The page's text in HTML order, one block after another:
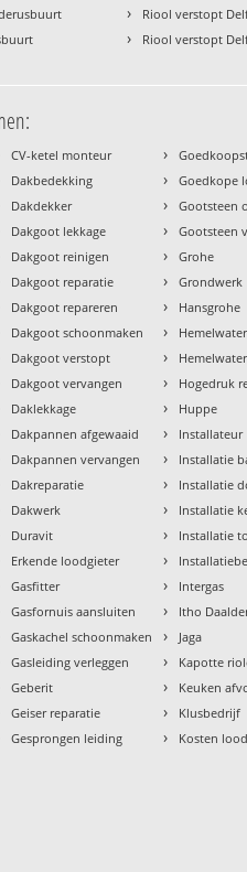
› Riool verstopt
› Riool verstopt
CV-ketel monteur
Dakbedekking
Dakdekker
Dakgoot lekkage
Dakgoot reinigen
Dakgoot reparatie
Dakgoot repareren
Dakgoot schoonmaken
Dakgoot verstopt
Dakgoot vervangen
Daklekkage
Dakpannen afgewaaid
Dakpannen vervangen
Dakreparatie
Dakwerk
Duravit
Erkende loodgieter
Gasfitter
Gasfornuis aansluiten
Gaskachel schoonmaken
Gasleiding verleggen
Geberit
Geiser reparatie
Gesprongen leiding
›
› Goedkope
› Gootsteen
› Gootsteen
› Grohe
› Grondwerk
› Hansgrohe
›
›
› Hogedruk
› Huppe
› Installateur
› Installatie
› Installatie
› Installatie
› Installatie
›
› Intergas
› Itho
› Jaga
› Kapotte
› Keuken
› Klusbedrijf
› Kosten